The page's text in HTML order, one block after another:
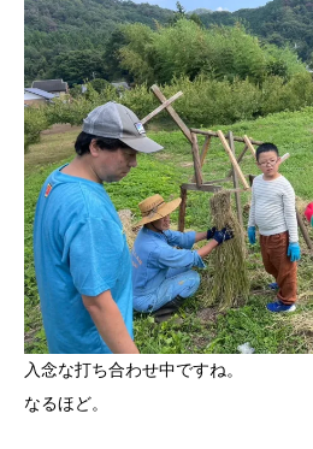
入念な打ち合わせ中ですね。
なるほど。